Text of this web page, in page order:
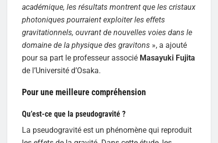
académique, les résultats montrent que les cristaux
photoniques pourraient exploiter les effets
gravitationnels, ouvrant de nouvelles voies dans le
domaine de la physique des gravitons », a ajouté
pour sa part le professeur associé Masayuki Fujita
de l’Université d’Osaka.
Pour une meilleure compréhension
Qu’est-ce que la pseudogravité ?
La pseudogravité est un phénomène qui reproduit